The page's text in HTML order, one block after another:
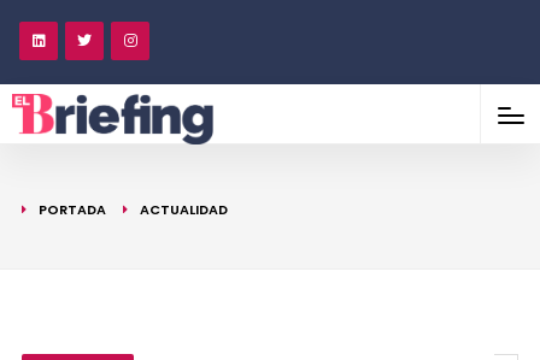
PORTADA ACTUALIDAD